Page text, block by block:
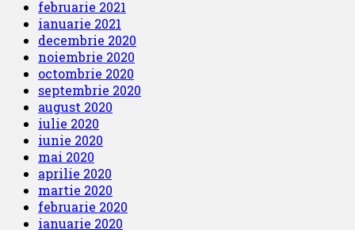
februarie 2021
ianuarie 2021
decembrie 2020
noiembrie 2020
octombrie 2020
septembrie 2020
august 2020
iulie 2020
iunie 2020
mai 2020
aprilie 2020
martie 2020
februarie 2020
ianuarie 2020